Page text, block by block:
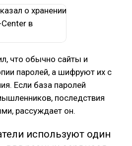
что обычно сайты и
паролей, а шифруют их с
Если база паролей
последствия
рассуждает он.
используют один